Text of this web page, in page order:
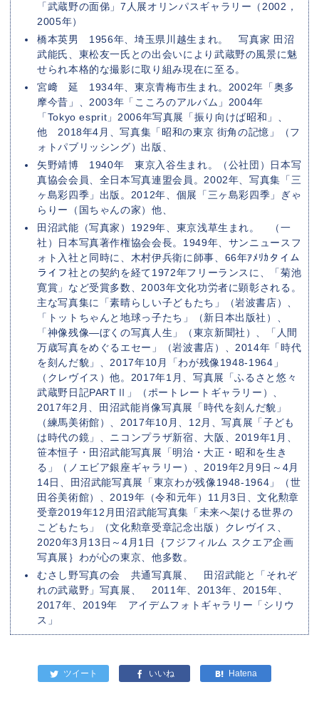
「武蔵野の面俤」7人展オリンパスギャラリー（2002，
2005年）
橋本英男 1956年、埼玉県川越生まれ。 写真家 田沼
武能氏、東松友一氏との出会いにより武蔵野の風景に魅
せられ本格的な撮影に取り組み現在に至る。
宮﨑 延 1934年、東京青梅市生まれ。2002年「奥多
摩今昔」、2003年「こころのアルバム」2004年
「Tokyo esprit」2006年写真展「振り向けば昭和」、
他 2018年4月、写真集「昭和の東京 街角の記憶」（フ
ォトパブリッシング）出版、
矢野靖博 1940年 東京入谷生まれ。（公社団）日本写
真協会会員、全日本写真連盟会員。2002年、写真集「三
ヶ島彩四季」出版。2012年、個展「三ヶ島彩四季」ぎゃ
らりー（国ちゃんの家）他、
田沼武能（写真家）1929年、東京浅草生まれ。 （一
社）日本写真著作権協会会長。1949年、サンニュースフ
ォト入社と同時に、木村伊兵衛に師事、66年ｱﾒﾘｶタイム
ライフ社との契約を経て1972年フリーランスに、「菊池
寛賞」など受賞多数、2003年文化功労者に顕彰される。
主な写真集に「素晴らしい子どもたち」（岩波書店）、
「トットちゃんと地球っ子たち」（新日本出版社）、
「神像残像―ぼくの写真人生」（東京新聞社）、「人間
万歳写真をめぐるエセー」（岩波書店）、2014年「時代
を刻んだ貌」、2017年10月「わが残像1948-1964」
（クレヴイス）他。2017年1月、写真展「ふるさと悠々
武蔵野日記PARTⅡ」（ポートレートギャラリー）、
2017年2月、田沼武能肖像写真展「時代を刻んだ貌」
（練馬美術館）、2017年10月、12月、写真展「子ども
は時代の鏡」、ニコンプラザ新宿、大阪、2019年1月、
笹本恒子・田沼武能写真展「明治・大正・昭和を生き
る」（ノエビア銀座ギャラリー）、2019年2月9日～4月
14日、田沼武能写真展「東京わが残像1948-1964」（世
田谷美術館）、2019年（令和元年）11月3日、文化勲章
受章2019年12月田沼武能写真集「未来へ架ける世界の
こどもたち」（文化勲章受章記念出版）クレヴイス、
2020年3月13日～4月1日｛フジフィルム スクエア企画
写真展｝わが心の東京、他多数。
むさし野写真の会 共通写真展、 田沼武能と「それぞ
れの武蔵野」写真展、 2011年、2013年、2015年、
2017年、2019年 アイデムフォトギャラリー「シリウ
ス」